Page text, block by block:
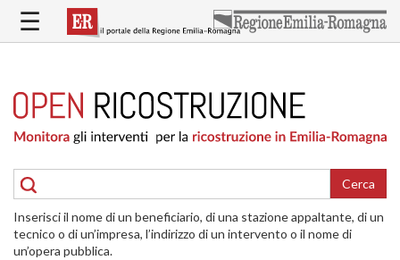
contenuto
RICOSTRUZIONE
PUBBLICA
DELLE
ABITAZIONI
RICOSTRUZIONE
ATTIVITÀ
☰
Cerca
Inserisci il nome di un beneficiario, di una stazione appaltante, di un
tecnico o di un’impresa, l’indirizzo di un intervento o il nome di
un’opera pubblica.